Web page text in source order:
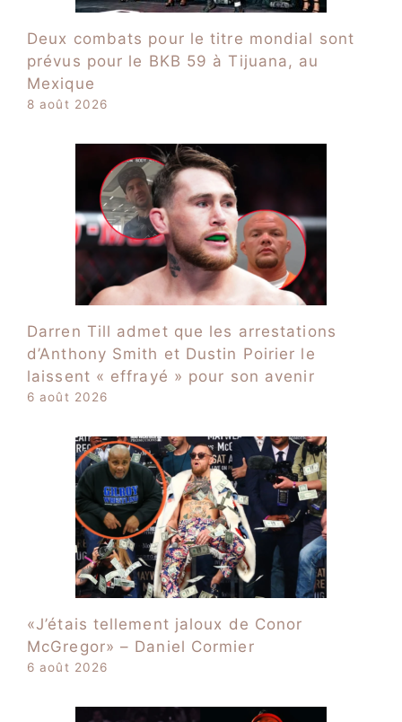
Deux combats pour le titre mondial sont
prévus pour le BKB 59 à Tijuana, au
Mexique
8 août 2026
Darren Till admet que les arrestations
d’Anthony Smith et Dustin Poirier le
laissent « effrayé » pour son avenir
6 août 2026
«J’étais tellement jaloux de Conor
McGregor» – Daniel Cormier
6 août 2026